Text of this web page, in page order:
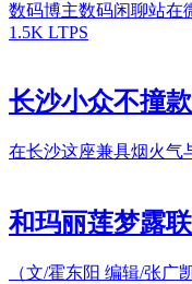
数码博主数码闲聊站在
1.5K LTPS
长沙小众不撞
在长沙这座兼具烟火气
和玛丽莲梦露
（文/霍东阳 编辑/张